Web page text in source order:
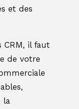
et des
CRM, il faut
de votre
la